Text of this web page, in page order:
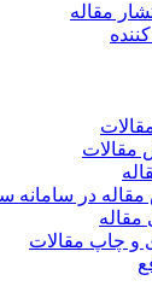
مقاله
در سامانه سبا
چاپ مقالات